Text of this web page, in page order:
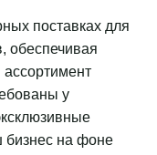
поставках для
обеспечивая
у
бизнес на фоне